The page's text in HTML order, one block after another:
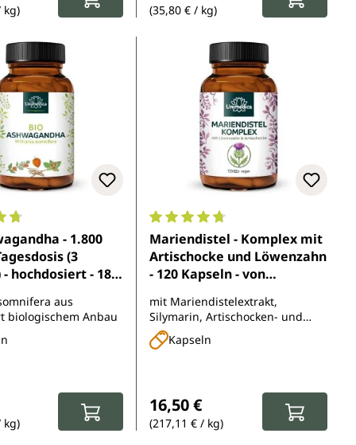
kg) (35,80 € / kg)
Bewertung von 4.7 von 5 Sternen
- 1.800
(3
- hochdosiert - 180
aus
biologischem Anbau
kg)
Durchschnittliche Bewertung von
Mariendistel - Komplex mit
Artischocke und Löwenzahn
- 120 Kapseln - von
mit Mariendistelextrakt,
Silymarin, Artischocken- und
Löwenzahnextrakt
Kapseln
16,50 €
(217,11 € / kg)